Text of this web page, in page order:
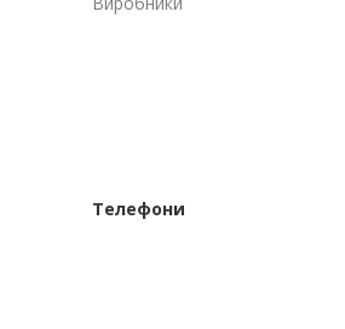
Телефони